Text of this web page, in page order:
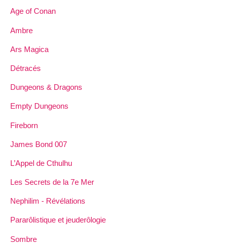
Age of Conan
Ambre
Ars Magica
Détracés
Dungeons & Dragons
Empty Dungeons
Fireborn
James Bond 007
L’Appel de Cthulhu
Les Secrets de la 7e Mer
Nephilim - Révélations
Pararôlistique et jeuderôlogie
Sombre